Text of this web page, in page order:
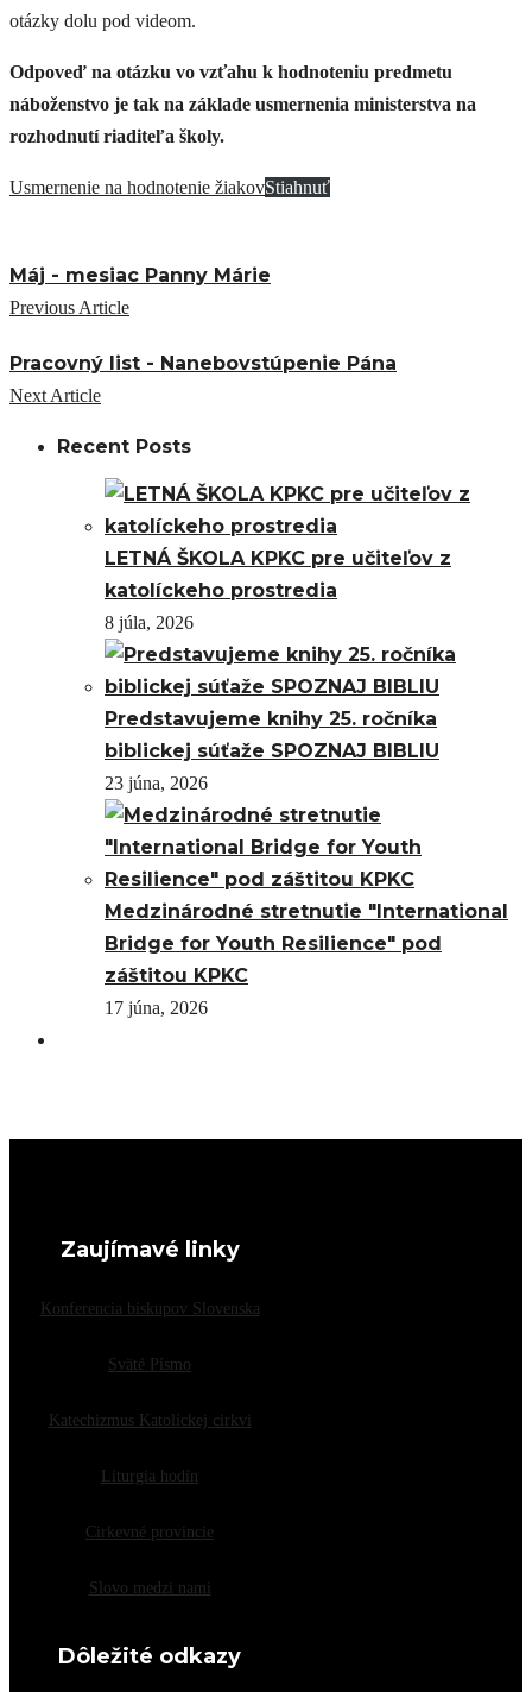
otázky dolu pod videom.
Odpoveď na otázku vo vzťahu k hodnoteniu predmetu
náboženstvo je tak na základe usmernenia ministerstva na
rozhodnutí riaditeľa školy.
Usmernenie na hodnotenie žiakovStiahnuť
Máj - mesiac Panny Márie
Previous Article
Pracovný list - Nanebovstúpenie Pána
Next Article
Recent Posts
LETNÁ ŠKOLA KPKC pre učiteľov z
katolíckeho prostredia
8 júla, 2026
Predstavujeme knihy 25. ročníka
biblickej súťaže SPOZNAJ BIBLIU
23 júna, 2026
Medzinárodné stretnutie "International
Bridge for Youth Resilience" pod
záštitou KPKC
17 júna, 2026
Zaujímavé linky
Konferencia biskupov Slovenska
Sväté Písmo
Katechizmus Katolíckej cirkvi
Liturgia hodín
Cirkevné provincie
Slovo medzi nami
Dôležité odkazy